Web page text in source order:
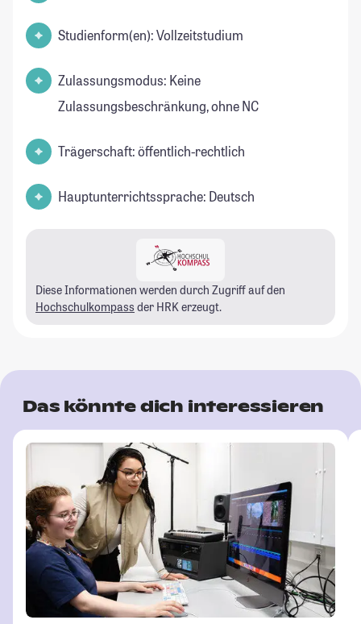
Studienform(en): Vollzeitstudium
Zulassungsmodus: Keine
Zulassungsbeschränkung, ohne NC
Trägerschaft: öffentlich-rechtlich
Hauptunterrichtssprache: Deutsch
Diese Informationen werden durch Zugriff auf den
Hochschulkompass der HRK erzeugt.
Das könnte dich interessieren